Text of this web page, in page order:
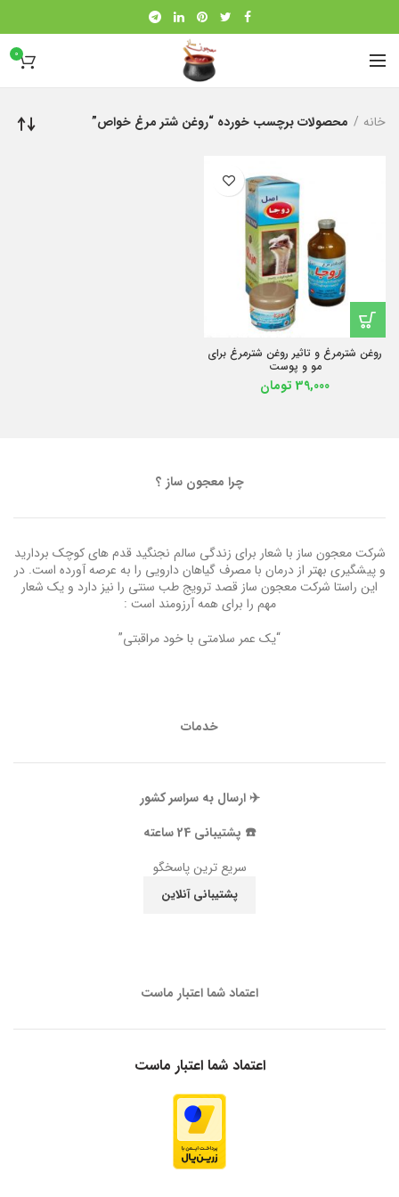
0
خانه محصولات برچسب خورده “روغن شتر مرغ خواص”
روغن شترمرغ و تاثیر روغن شترمرغ برای
مو و پوست
39,000 تومان
چرا معجون ساز ؟
شرکت معجون ساز با شعار برای زندگی سالم نجنگید قدم های کوچک بردارید
و پیشگیری بهتر از درمان با مصرف گیاهان دارویی را به عرصه آورده است. در
این راستا شرکت معجون ساز قصد ترویج طب سنتی را نیز دارد و یک شعار
مهم را برای همه آرزومند است :
“یک عمر سلامتی با خود مراقبتی”
خدمات
✈️ ارسال به سراسر کشور
☎️ پشتیبانی 24 ساعته
سریع ترین پاسخگو
پشتیبانی آنلاین
اعتماد شما اعتبار ماست
اعتماد شما اعتبار ماست